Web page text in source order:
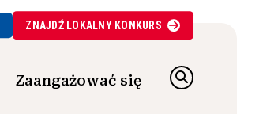
ZNAJDŹ LOKALNYKONKURS
Zaangażować się